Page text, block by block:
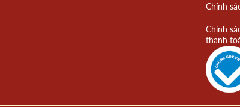
Chính
Chính
thanh